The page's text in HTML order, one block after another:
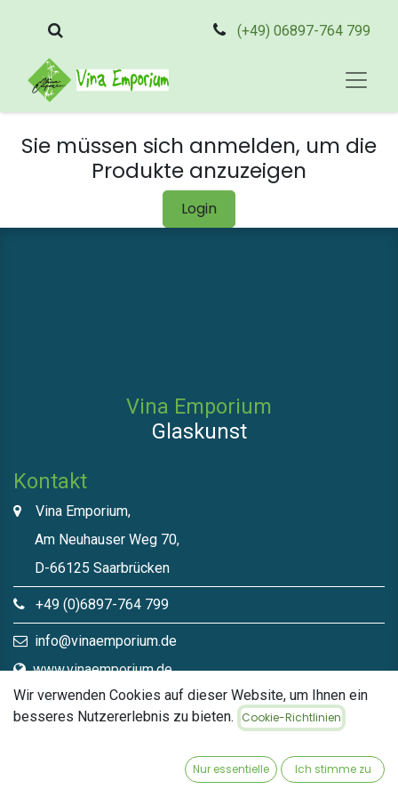
(+49) 06897-764 799
Sie müssen sich anmelden, um die
Produkte anzuzeigen
Login
Vina Emporium
Glaskunst
Kontakt
Vina Emporium,
Am Neuhauser Weg 70,
D-66125 Saarbrücken
+49 (0)6897-764 799
info@vinaemporium.de
www.vinaemporium.de
Direktlinks​
Wir verwenden Cookies auf dieser Website, um Ihnen ein
besseres Nutzererlebnis zu bieten.
Cookie-Richtlinien
Nur essentielle Ich stimme zu